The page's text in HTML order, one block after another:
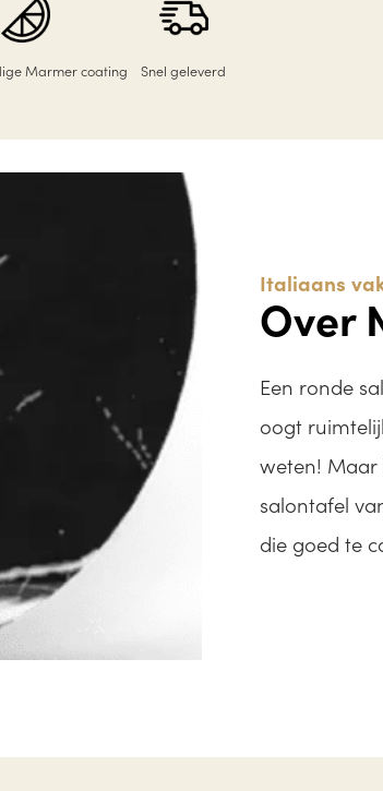
Marmer coating Snel geleverd
Italiaans
Over
Een ronde
oogt
weten!
salontafel
die goed te